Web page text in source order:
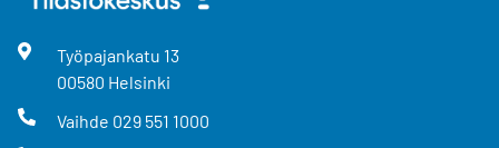
Työpajankatu 13
00580 Helsinki
Vaihde 029 551 1000